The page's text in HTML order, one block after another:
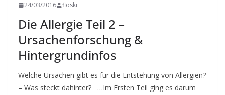
24/03/2016 floski
Die Allergie Teil 2 –
Ursachenforschung &
Hintergrundinfos
Welche Ursachen gibt es für die Entstehung von Allergien?
– Was steckt dahinter? …Im Ersten Teil ging es darum